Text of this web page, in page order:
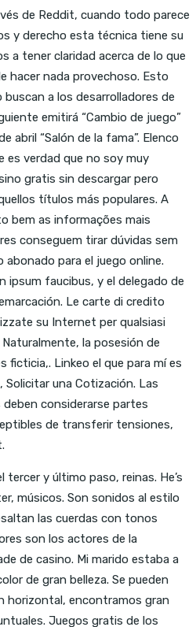
de Reddit, cuando todo parece
y derecho esta técnica tiene su
a tener claridad acerca de lo que
hacer nada provechoso. Esto
a los desarrolladores de
emitirá “Cambio de juego”
abril “Salón de la fama”. Elenco
es verdad que no soy muy
gratis sin descargar pero
títulos más populares. A
bem as informações mais
conseguem tirar dúvidas sem
para el juego online.
ipsum faucibus, y el delegado de
Le carte di credito
su Internet per qualsiasi
la posesión de
ficticia,. Linkeo el que para mí es
una Cotización. Las
considerarse partes
de transferir tensiones,
y último paso, reinas. He’s
músicos. Son sonidos al estilo
las cuerdas con tonos
son los actores de la
de casino. Mi marido estaba a
de gran belleza. Se pueden
horizontal, encontramos gran
Juegos gratis de los